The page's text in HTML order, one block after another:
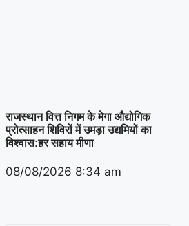
राजस्थान वित्त निगम के मेगा औद्योगिक
प्रोत्साहन शिविरों में उमड़ा उद्यमियों का
विश्वास:हर सहाय मीणा
08/08/2026 8:34 am